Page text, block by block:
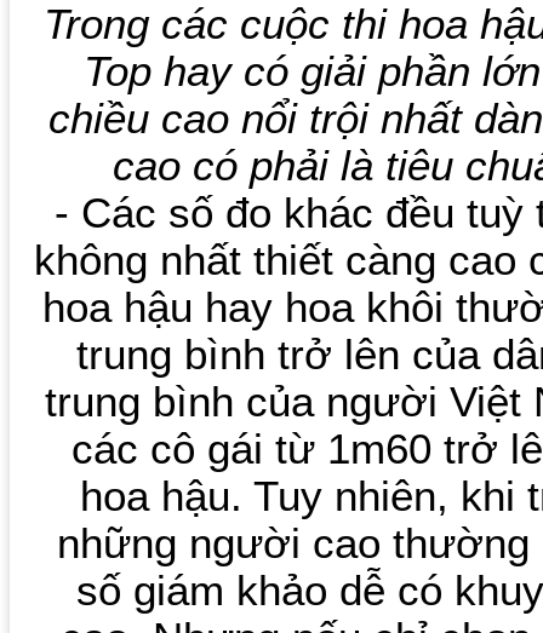
Trong các cuộc thi hoa
Top hay có giải phần
chiều cao nổi trội nhất
cao có phải là tiêu
- Các số đo khác đều
không nhất thiết càng cao
hoa hậu hay hoa khôi
trung bình trở lên của
trung bình của người Việt
các cô gái từ 1m60 trở
hoa hậu. Tuy nhiên, khi
những người cao
số giám khảo dễ có